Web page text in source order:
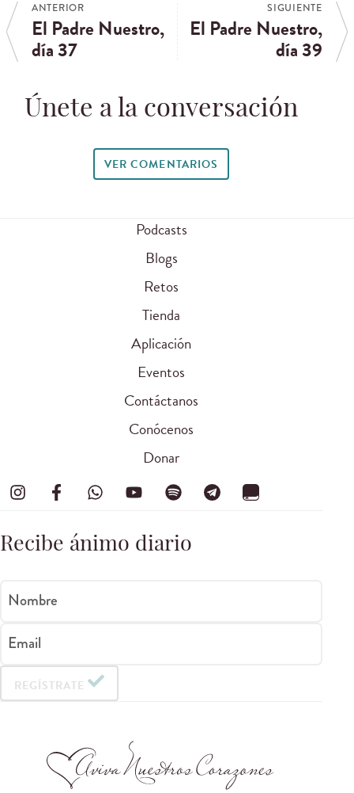
ANTERIOR
El Padre Nuestro,
día 37
SIGUIENTE
El Padre Nuestro,
día 39
Únete a la conversación
VER COMENTARIOS
Podcasts
Blogs
Retos
Tienda
Aplicación
Eventos
Contáctanos
Conócenos
Donar
Recibe ánimo diario
Nombre
Email
REGÍSTRATE